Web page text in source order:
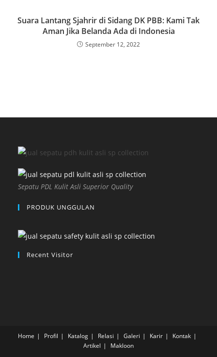
Suara Lantang Sjahrir di Sidang DK PBB: Kami Tak
Aman Jika Belanda Ada di Indonesia
September 12, 2022
Sepatu PDL Kulit Asli Superior Quality
PRODUK UNGGULAN
Recent Visitor
Home Profil Katalog Relasi Galeri Karir
Kontak
Artikel
Makloon